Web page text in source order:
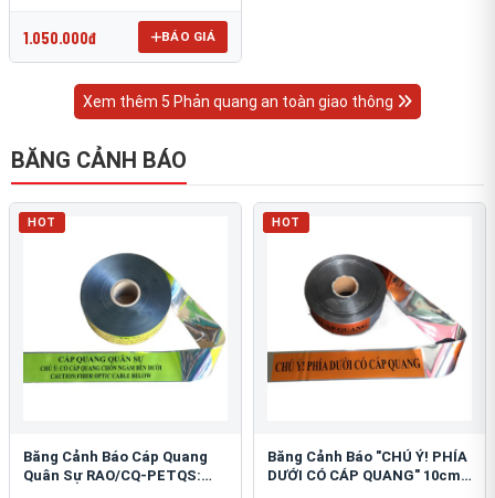
1.050.000đ BÁO GIÁ
Xem thêm 5 Phản quang an toàn giao thông
BĂNG CẢNH BÁO
HOT
Băng Cảnh Báo Cáp Quang
Quân Sự RAO/CQ-PETQS:
HOT
Băng Cảnh Báo "CHÚ Ý! PHÍA
DƯỚI CÓ CÁP QUANG" 10cm: